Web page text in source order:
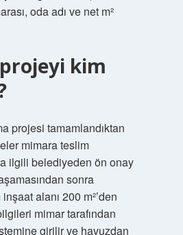
oda adı ve net m²
kim
projesi tamamlandıktan
mimara teslim
ilgili belediyeden ön onay
sonra
alanı 200 m²’den
mimar tarafından
girilir ve havuzdan